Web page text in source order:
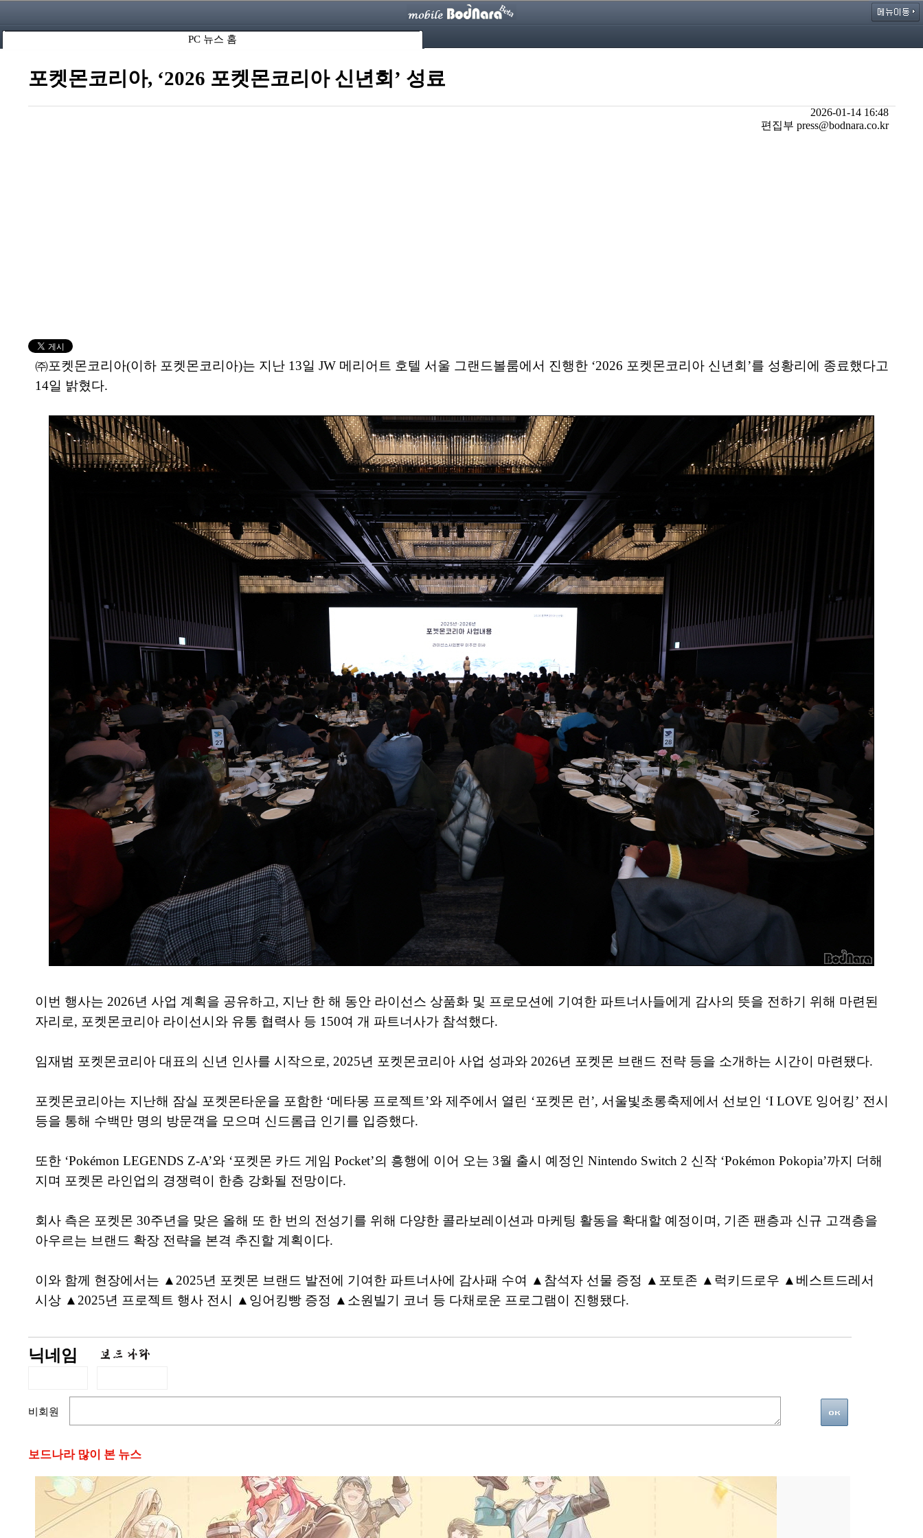
PC 뉴스 홈
포켓몬코리아, ‘2026 포켓몬코리아 신년회’ 성료
2026-01-14 16:48
편집부 press@bodnara.co.kr
㈜포켓몬코리아(이하 포켓몬코리아)는 지난 13일 JW 메리어트 호텔 서울 그랜드볼룸에서 진행한 ‘2026 포켓몬코리아 신년회’를 성황리에 종료했다고
14일 밝혔다.
이번 행사는 2026년 사업 계획을 공유하고, 지난 한 해 동안 라이선스 상품화 및 프로모션에 기여한 파트너사들에게 감사의 뜻을 전하기 위해 마련된
자리로, 포켓몬코리아 라이선시와 유통 협력사 등 150여 개 파트너사가 참석했다.
임재범 포켓몬코리아 대표의 신년 인사를 시작으로, 2025년 포켓몬코리아 사업 성과와 2026년 포켓몬 브랜드 전략 등을 소개하는 시간이 마련됐다.
포켓몬코리아는 지난해 잠실 포켓몬타운을 포함한 ‘메타몽 프로젝트’와 제주에서 열린 ‘포켓몬 런’, 서울빛초롱축제에서 선보인 ‘I LOVE 잉어킹’ 전시
등을 통해 수백만 명의 방문객을 모으며 신드롬급 인기를 입증했다.
또한 ‘Pokémon LEGENDS Z-A’와 ‘포켓몬 카드 게임 Pocket’의 흥행에 이어 오는 3월 출시 예정인 Nintendo Switch 2 신작 ‘Pokémon Pokopia’까지 더해
지며 포켓몬 라인업의 경쟁력이 한층 강화될 전망이다.
회사 측은 포켓몬 30주년을 맞은 올해 또 한 번의 전성기를 위해 다양한 콜라보레이션과 마케팅 활동을 확대할 예정이며, 기존 팬층과 신규 고객층을
아우르는 브랜드 확장 전략을 본격 추진할 계획이다.
이와 함께 현장에서는 ▲2025년 포켓몬 브랜드 발전에 기여한 파트너사에 감사패 수여 ▲참석자 선물 증정 ▲포토존 ▲럭키드로우 ▲베스트드레서
시상 ▲2025년 프로젝트 행사 전시 ▲잉어킹빵 증정 ▲소원빌기 코너 등 다채로운 프로그램이 진행됐다.
닉네임
비회원
보드나라 많이 본 뉴스